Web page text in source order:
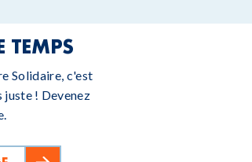
TEMPS
Solidaire, c'est
juste ! Devenez